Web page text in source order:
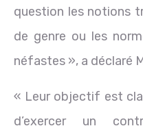
question les notions
de genre ou les
néfastes », a déclaré
« Leur objectif est
d’exercer un